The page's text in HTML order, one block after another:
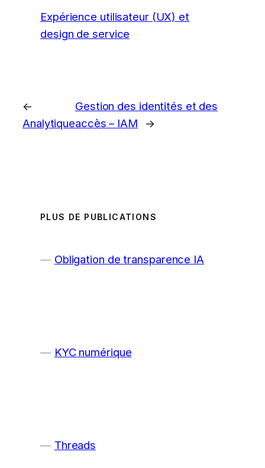
Expérience utilisateur (UX) et
design de service
←
Analytique
Gestion des identités et des
accès – IAM
→
PLUS DE PUBLICATIONS
Obligation de transparence IA
KYC numérique
Threads